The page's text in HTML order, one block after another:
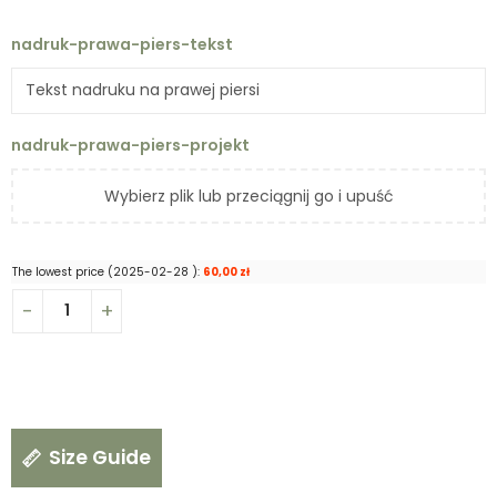
nadruk-prawa-piers-tekst
nadruk-prawa-piers-projekt
Wybierz plik lub przeciągnij go i upuść
The lowest price (2025-02-28 ): 60,00 zł
Size Guide